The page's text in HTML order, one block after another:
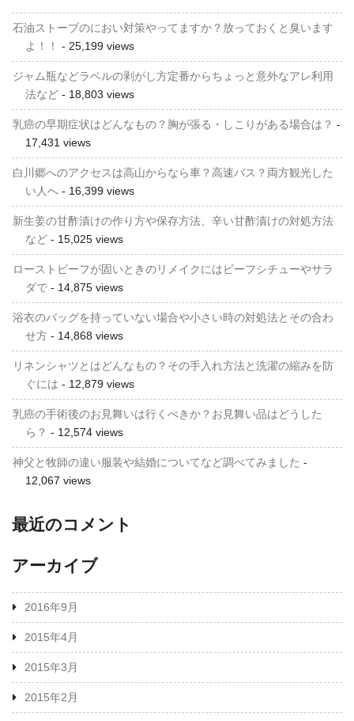
石油ストーブのにおい対策やってますか？放っておくと臭います
よ！！
- 25,199 views
ジャム瓶などラベルの剥がし方定番からちょっと意外なアレ利用
法など- 18,803 views
乳癌の早期症状はどんなもの？胸が張る・しこりがある場合は？ -
17,431 views
白川郷へのアクセスは高山からなら車？高速バス？両方観光した
い人へ- 16,399 views
新生姜の甘酢漬けの作り方や保存方法、辛い甘酢漬けの対処方法
など- 15,025 views
ローストビーフが固いときのリメイクにはビーフシチューやサラ
ダで- 14,875 views
浴衣のバッグを持っていない場合や小さい時の対処法とその合わ
せ方- 14,868 views
リネンシャツとはどんなもの？その手入れ方法と洗濯の縮みを防
ぐには - 12,879 views
乳癌の手術後のお見舞いは行くべきか？お見舞い品はどうした
ら？ - 12,574 views
神父と牧師の違い服装や結婚についてなど調べてみました -
12,067 views
最近のコメント
アーカイブ
2016年9月
2015年4月
2015年3月
2015年2月